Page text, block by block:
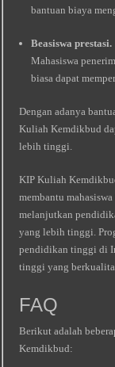
bantuan biaya
Beasiswa prestasi.
Mahasiswa
biasa dapat
Dengan adanya
Kuliah Kemdikbud
lebih tinggi.
KIP Kuliah
membantu
melanjutkan
yang lebih tinggi.
pendidikan tinggi di
tinggi yang
FAQ
Berikut adalah
Kemdikbud: